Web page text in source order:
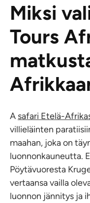
Miksi
Tours
A safari Etelä-
villieläinten
maahan, joka on
luonnonkauneutta.
Pöytävuoresta
vertaansa vailla
luonnon jännitys ja